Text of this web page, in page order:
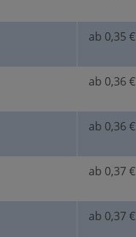
ab 0,35 €
ab 0,36 €
ab 0,36 €
ab 0,37 €
ab 0,37 €